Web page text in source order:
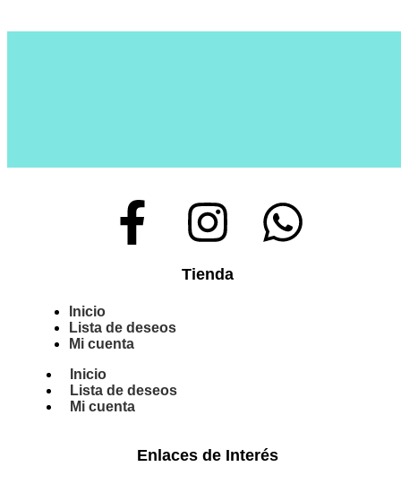
Tienda
Inicio
Lista de deseos
Mi cuenta
Inicio
Lista de deseos
Mi cuenta
Enlaces de Interés